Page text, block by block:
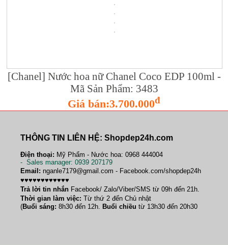
[Chanel] Nước hoa nữ Chanel Coco EDP 100ml -
Mã Sản Phẩm: 3483
Giá bán:3.700.000đ
THÔNG TIN LIÊN HỆ: Shopdep24h.com
Điện thoại: Mỹ Phẩm - Nước hoa: 0968 444004
- Sales manager: 0939 207179
Email: nganle7179@gmail.com - Facebook.com/shopdep24h
♥♥♥♥♥♥♥♥♥♥♥♥
Trả lời tin nhắn Facebook/ Zalo/Viber/SMS từ 09h đến 21h.
Thời gian làm việc: Từ thứ 2 đến Chủ nhật
(Buổi sáng: 8h30 đến 12h. Buổi chiều từ 13h30 đến 20h30